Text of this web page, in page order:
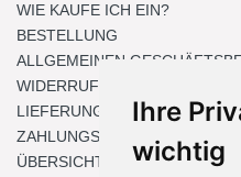
Ihre
wichtig
WIE KAUFE ICH EIN?
BESTELLUNG
ALLGEMEINEN
WIDERRUFSRECHT
LIEFERUNG & ZAHLUNG
ZAHLUNGSMETHODEN
ÜBERSICHT